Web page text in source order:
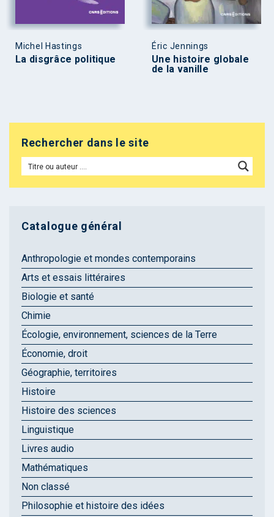
Michel Hastings
La disgrâce politique
Éric Jennings
Une histoire globale
de la vanille
Rechercher dans le site
Catalogue général
Anthropologie et mondes contemporains
Arts et essais littéraires
Biologie et santé
Chimie
Écologie, environnement, sciences de la Terre
Économie, droit
Géographie, territoires
Histoire
Histoire des sciences
Linguistique
Livres audio
Mathématiques
Non classé
Philosophie et histoire des idées